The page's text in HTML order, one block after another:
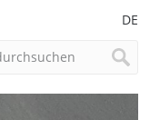
DE